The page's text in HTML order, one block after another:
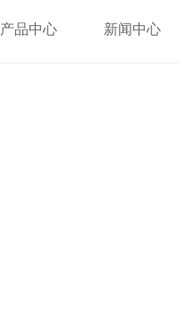
产品中心 新闻中心